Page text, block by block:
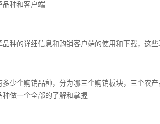
品种和客户端
种的详细信息和购销客户端的使用和下载，这
少个购销品种，分为哪三个购销板块，三个农
做一个全部的了解和掌握